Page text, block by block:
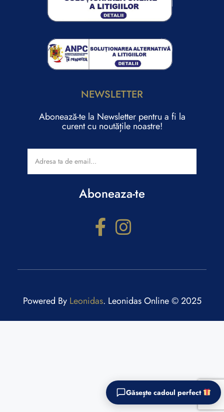
NEWSLETTER
Abonează-te la Newsletter pentru a fi la
curent cu noutățile noastre!
Aboneaza-te
Powered By Leonidas. Leonidas Online © 2025
Configurator cadouri
Găsește cadoul perfect